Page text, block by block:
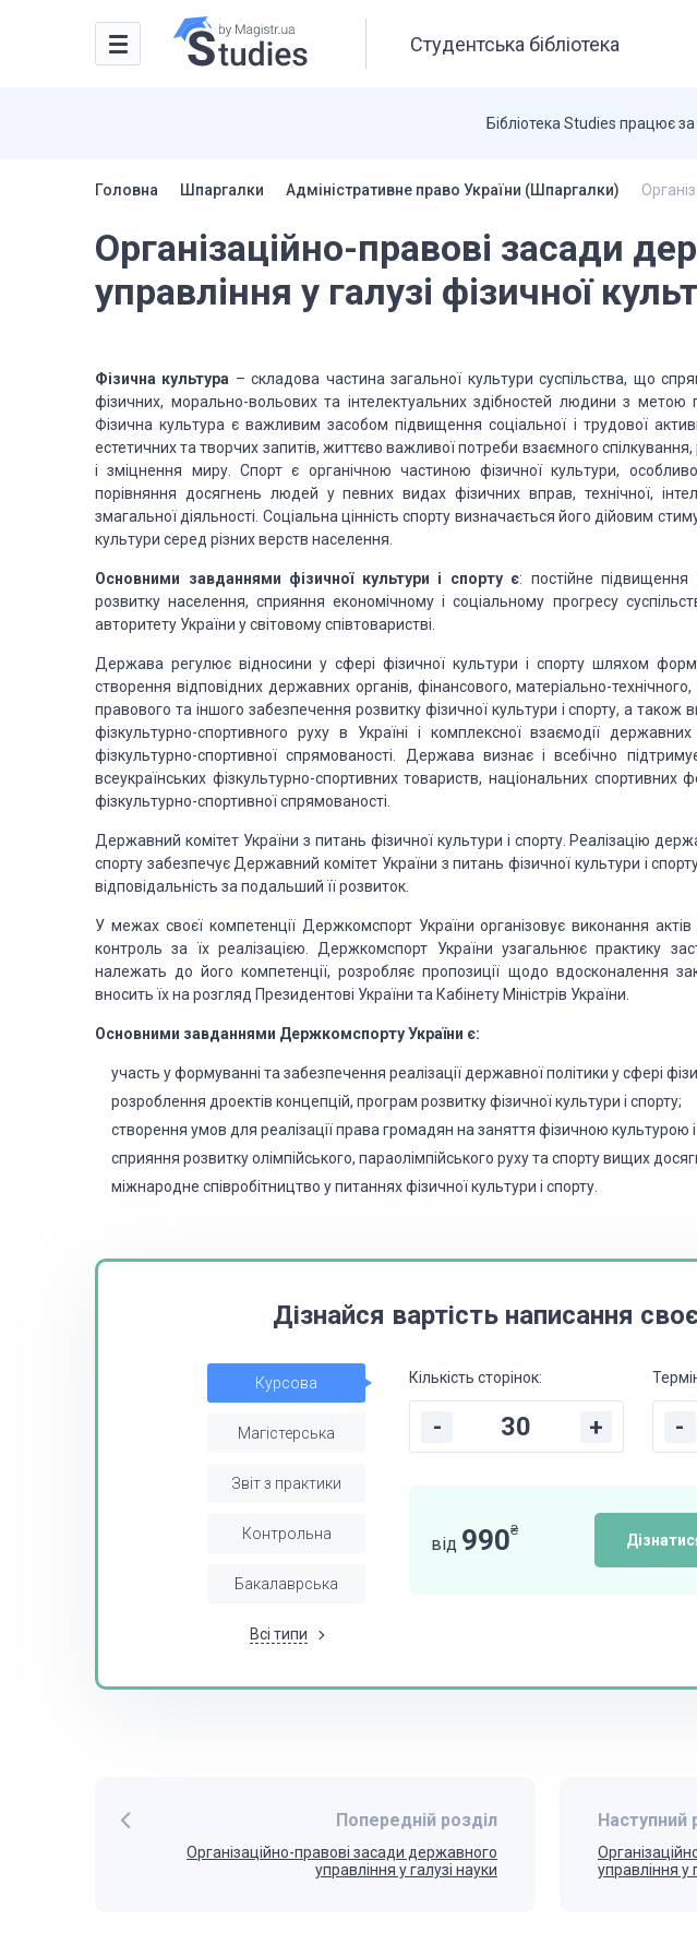
Студентська бібліотека
Бібліотека Studies працює
Головна Шпаргалки Адміністративне право України (Шпаргалки)
Організаційно-правові засади
управління у галузі фізичної
Фізична культура – складова частина загальної культури суспільства, що
фізичних, морально-вольових та інтелектуальних здібностей людини з метою
Фізична культура є важливим засобом підвищення соціальної і трудової
естетичних та творчих запитів, життєво важливої потреби взаємного
і зміцнення миру. Спорт є органічною частиною фізичної культури,
порівняння досягнень людей у певних видах фізичних вправ, технічної,
змагальної діяльності. Соціальна цінність спорту визначається його дійовим
культури серед різних верств населення.
Основними завданнями фізичної культури і спорту є: постійне підвищення
розвитку населення, сприяння економічному і соціальному прогресу
авторитету України у світовому співтоваристві.
Держава регулює відносини у сфері фізичної культури і спорту шляхом
створення відповідних державнихорганів, фінансового, матеріально-
правового та іншого забезпечення розвитку фізичної культури і спорту, а також
фізкультурно-спортивного руху в Україні і комплексної взаємодії державних
фізкультурно-спортивної спрямованості. Держава визнає і всебічно
всеукраїнських фізкультурно-спортивних товариств, національних спортивних
фізкультурно-спортивної спрямованості.
Державний комітет України з питань фізичної культури і спорту. Реалізацію
спорту забезпечує Державний комітет України з питань фізичної культури і
відповідальність за подальший її розвиток.
У межах своєї компетенції Держкомспорт України організовує виконання
контроль за їх реалізацією. Держкомспорт України узагальнює практику
належать до його компетенції, розробляє пропозиції щодо вдосконалення
вносить їх на розгляд Президентові України та Кабінету Міністрів України.
Основними завданнями ДержкомспортуУкраїни є:
участь у формуванні та забезпечення реалізації державноїполітики у сфері
розроблення дроектів концепцій, програм розвитку фізичноїкультури і спорту;
створення умов для реалізації права громадян на заняття фізичною культурою
сприяння розвитку олімпійського, параолімпійського рухута спорту вищих
міжнародне співробітництво у питаннях фізичної культури і спорту.
Дізнайся вартість написання
Курсова
Магістерська
Звіт з практики
Контрольна
Бакалаврська
Всі типи
Кількість сторінок:
- + -
від 990₴
Попередній розділ
Організаційно-правові засади державного
управління у галузі науки
Наступний
управління у